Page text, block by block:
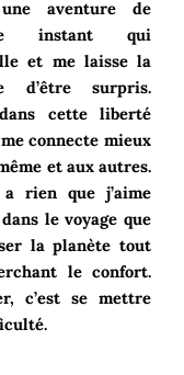
aventure de
instant qui
et me laisse la
d’être surpris.
dans cette liberté
connecte mieux
et aux autres.
rien que j’aime
le voyage que
la planète tout
le confort.
c’est se mettre